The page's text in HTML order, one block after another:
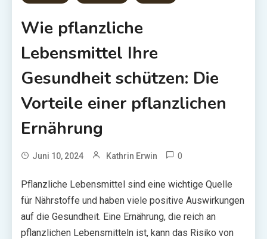
Wie pflanzliche
Lebensmittel Ihre
Gesundheit schützen: Die
Vorteile einer pflanzlichen
Ernährung
Juni 10, 2024 Kathrin Erwin 0
Pflanzliche Lebensmittel sind eine wichtige Quelle
für Nährstoffe und haben viele positive Auswirkungen
auf die Gesundheit. Eine Ernährung, die reich an
pflanzlichen Lebensmitteln ist, kann das Risiko von